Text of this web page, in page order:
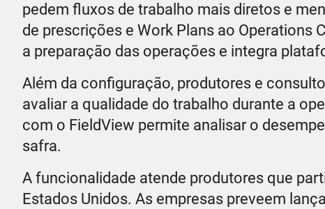
pedem fluxos de trabalho mais diretos e
de prescrições e Work Plans ao Operations
a preparação das operações e integra
Além da configuração, produtores e
avaliar a qualidade do trabalho durante a
com o FieldView permite analisar o
safra.
A funcionalidade atende produtores que
Estados Unidos. As empresas preveem